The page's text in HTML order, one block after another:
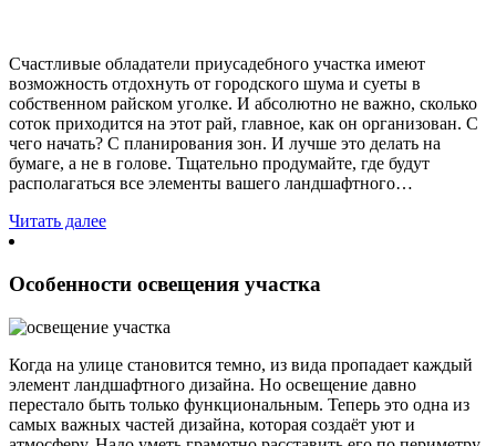
Счастливые обладатели приусадебного участка имеют
возможность отдохнуть от городского шума и суеты в
собственном райском уголке. И абсолютно не важно, сколько
соток приходится на этот рай, главное, как он организован. С
чего начать? С планирования зон. И лучше это делать на
бумаге, а не в голове. Тщательно продумайте, где будут
располагаться все элементы вашего ландшафтного…
Читать далее
Особенности освещения участка
Когда на улице становится темно, из вида пропадает каждый
элемент ландшафтного дизайна. Но освещение давно
перестало быть только функциональным. Теперь это одна из
самых важных частей дизайна, которая создаёт уют и